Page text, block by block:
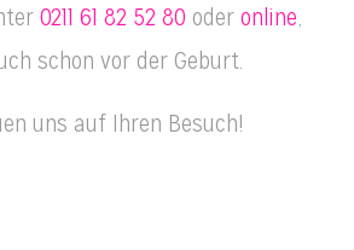
0211 61 82 52 80 oderonline,
schon vor der Geburt.
uns auf Ihren Besuch!